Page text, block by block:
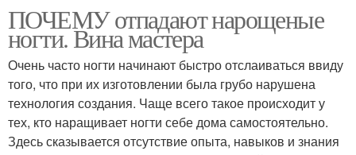
ПОЧЕМУ отпадают нарощеные
ногти. Вина мастера
Очень часто ногти начинают быстро отслаиваться ввиду
того, что при их изготовлении была грубо нарушена
технология создания. Чаще всего такое происходит у
тех, кто наращивает ногти себе дома самостоятельно.
Здесь сказывается отсутствие опыта, навыков и знания